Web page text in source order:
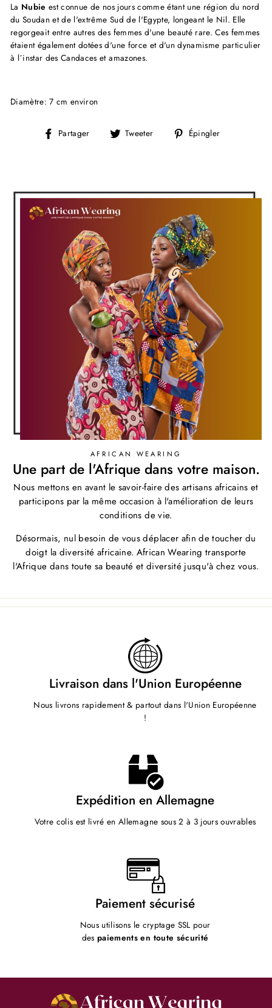
La Nubie est connue de nos jours comme étant une région du nord
du Soudan et de l'extrême Sud de l'Egypte, longeant le Nil. Elle
regorgeait entre autres des femmes d'une beauté rare. Ces femmes
étaient également dotées d'une force et d'un dynamisme particulier
à l´instar des Candaces et amazones.
Diamètre: 7 cm environ
Partager
PartagerTweeter
TweeterÉpingler
AFRICAN WEARING
Une part de l'Afrique dans votre maison.
Nous mettons en avant le savoir-faire des artisans africains et
participons par la même occasion à l'amélioration de leurs
conditions de vie.
Désormais, nul besoin de vous déplacer afin de toucher du
doigt la diversité africaine. African Wearing transporte
l'Afrique dans toute sa beauté et diversité jusqu'à chez vous.
Livraison dans l'Union Européenne
Nous livrons rapidement & partout dans l'Union Européenne
!
Expédition en Allemagne
Votre colis est livré en Allemagne sous 2 à 3 jours ouvrables
Paiement sécurisé
Nous utilisons le cryptage SSL pour
despaiements en toute sécurité